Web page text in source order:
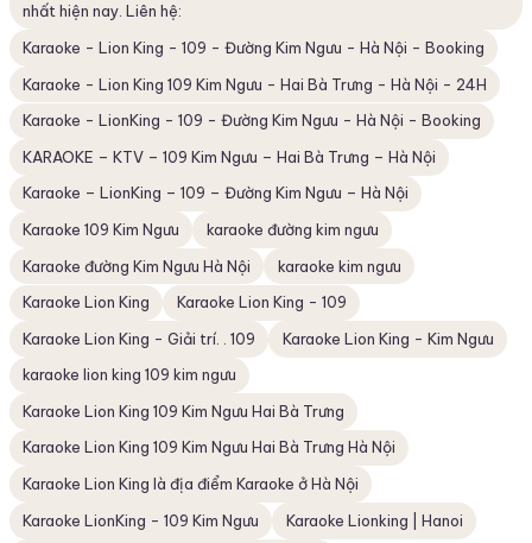
nhất hiện nay. Liên hệ:
Karaoke - Lion King - 109 - Đường Kim Ngưu - Hà Nội - Booking
Karaoke - Lion King 109 Kim Ngưu - Hai Bà Trưng - Hà Nội - 24H
Karaoke - LionKing - 109 - Đường Kim Ngưu - Hà Nội - Booking
KARAOKE – KTV – 109 Kim Ngưu – Hai Bà Trưng – Hà Nội
Karaoke – LionKing – 109 – Đường Kim Ngưu – Hà Nội
Karaoke 109 Kim Ngưu
karaoke đường kim ngưu
Karaoke đường Kim Ngưu Hà Nội
karaoke kim ngưu
Karaoke Lion King
Karaoke Lion King - 109
Karaoke Lion King - Giải trí. . 109
Karaoke Lion King - Kim Ngưu
karaoke lion king 109 kim ngưu
Karaoke Lion King 109 Kim Ngưu Hai Bà Trưng
Karaoke Lion King 109 Kim Ngưu Hai Bà Trưng Hà Nội
Karaoke Lion King là địa điểm Karaoke ở Hà Nội
Karaoke LionKing - 109 Kim Ngưu
Karaoke Lionking | Hanoi